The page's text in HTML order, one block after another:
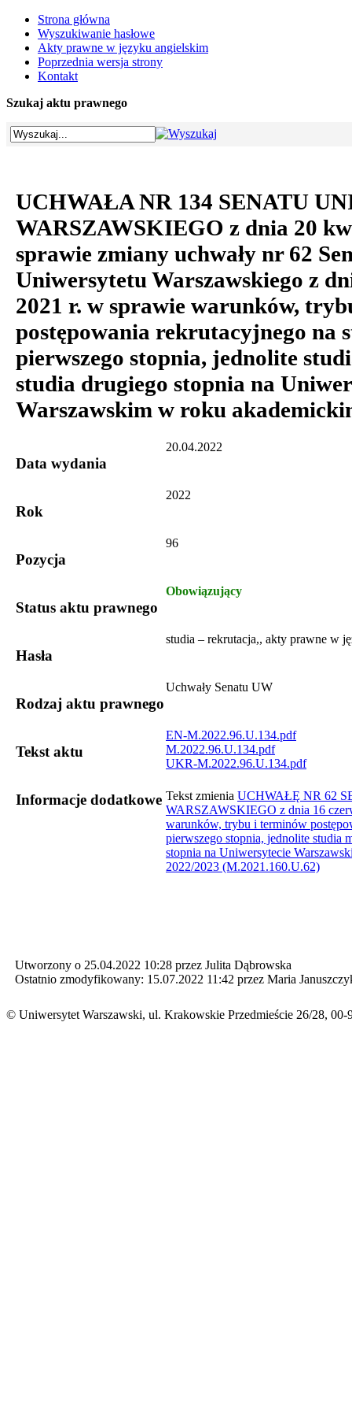
Strona główna
Wyszukiwanie hasłowe
Akty prawne w języku angielskim
Poprzednia wersja strony
Kontakt
Szukaj aktu prawnego
UCHWAŁA NR 134 SENATU
WARSZAWSKIEGO z dnia 20
sprawie zmiany uchwały nr 62
Uniwersytetu Warszawskiego z
2021 r. w sprawie warunków,
postępowania rekrutacyjnego na
pierwszego stopnia, jednolite
studia drugiego stopnia na
Warszawskim w roku
Data wydania
20.04.2022
Rok
2022
Pozycja
96
Status aktu prawnego
Obowiązujący
Hasła
studia – rekrutacja,, akty prawne w
Rodzaj aktu prawnego
Uchwały Senatu UW
Tekst aktu
EN-M.2022.96.U.134.pdf
M.2022.96.U.134.pdf
UKR-M.2022.96.U.134.pdf
Informacje dodatkowe ​Tekst zmienia UCHWAŁĘ NR 62
WARSZAWSKIEGO z dnia 16
warunków, trybu i terminów
pierwszego stopnia, jednolite studia
stopnia na Uniwersytecie
2022/2023 (M.2021.160.U.62)​
Utworzony o 25.04.2022 10:28 przez Julita Dąbrowska
Ostatnio zmodyfikowany: 15.07.2022 11:42 przez Maria
© Uniwersytet Warszawski, ul. Krakowskie Przedmieście 26/28, 00-